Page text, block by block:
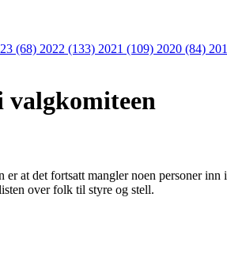
(68) 2022 (133) 2021 (109) 2020 (84)
valgkomiteen
at det fortsatt mangler noen personer
over folk til styre og stell.